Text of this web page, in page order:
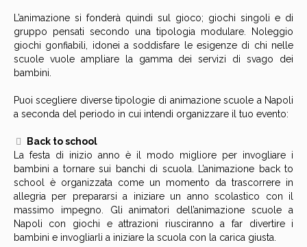
L’animazione si fonderà quindi sul gioco; giochi singoli e di
gruppo pensati secondo una tipologia modulare. Noleggio
giochi gonfiabili, idonei a soddisfare le esigenze di chi nelle
scuole vuole ampliare la gamma dei servizi di svago dei
bambini.
Puoi scegliere diverse tipologie di animazione scuole a Napoli
a seconda del periodo in cui intendi organizzare il tuo evento:
Back to school
La festa di inizio anno è il modo migliore per invogliare i
bambini a tornare sui banchi di scuola. L’animazione back to
school è organizzata come un momento da trascorrere in
allegria per prepararsi a iniziare un anno scolastico con il
massimo impegno. Gli animatori dell’animazione scuole a
Napoli con giochi e attrazioni riusciranno a far divertire i
bambini e invogliarli a iniziare la scuola con la carica giusta.